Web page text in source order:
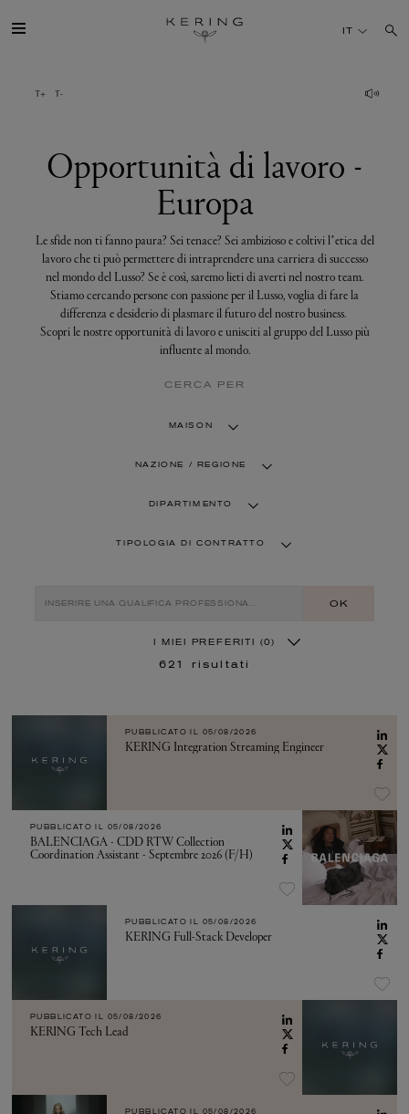
lavoro
SOSTENIBILITÀ
FINANCE
MEDIA
IT
Opportunità di lavoro -
Europa
Le sfide non ti fanno paura? Sei tenace? Sei ambizioso e coltivi l’etica del
lavoro che ti può permettere di intraprendere una carriera di successo
nel mondo del Lusso? Se è così, saremo lieti di averti nel nostro team.
Stiamo cercando persone con passione per il Lusso, voglia di fare la
differenza e desiderio di plasmare il futuro del nostro business.
Scopri le nostre opportunità di lavoro e unisciti al gruppo del Lusso più
influente al mondo.
CERCA PER
MAISON
NAZIONE / REGIONE
DIPARTIMENTO
TIPOLOGIA DI CONTRATTO
OK
I MIEI PREFERITI (0)
621 risultati
PUBBLICATO IL 05/08/2026
KERING Integration Streaming Engineer
PUBBLICATO IL 05/08/2026
BALENCIAGA - CDD RTW Collection
Coordination Assistant - Septembre 2026 (F/H)
PUBBLICATO IL 05/08/2026
KERING Full-Stack Developer
PUBBLICATO IL 05/08/2026
KERING Tech Lead
PUBBLICATO IL 05/08/2026